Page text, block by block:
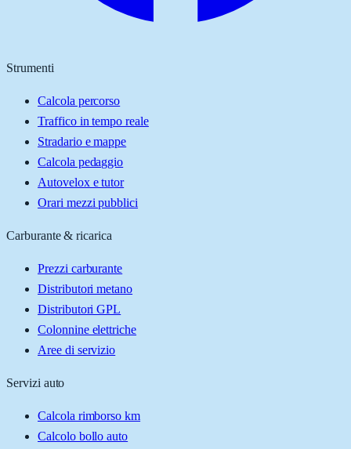
Strumenti
Calcola percorso
Traffico in tempo reale
Stradario e mappe
Calcola pedaggio
Autovelox e tutor
Orari mezzi pubblici
Carburante & ricarica
Prezzi carburante
Distributori metano
Distributori GPL
Colonnine elettriche
Aree di servizio
Servizi auto
Calcola rimborso km
Calcolo bollo auto